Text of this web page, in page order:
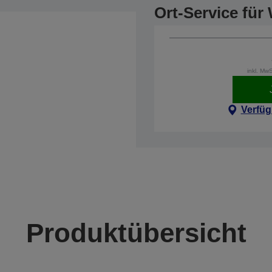
Ort-Service für
inkl.
Produktübersicht